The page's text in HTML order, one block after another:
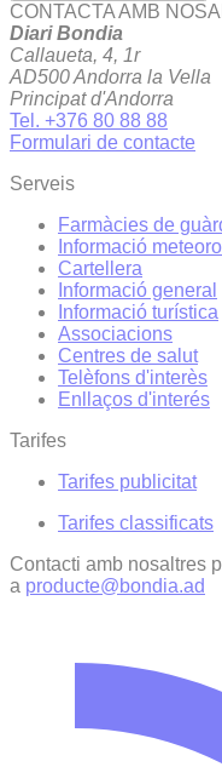
CONTACTA AMB
Diari Bondia
Callaueta, 4, 1r
AD500 Andorra la Vella
Principat d'Andorra
Tel. +376 80 88 88
Formulari de contacte
Serveis
Farmàcies de
Informació
Cartellera
Informació general
Informació turística
Associacions
Centres de salut
Telèfons d'interès
Enllaços d'interés
Tarifes
Tarifes publicitat
Tarifes classificats
Contacti amb nosaltres
a producte@bondia.ad